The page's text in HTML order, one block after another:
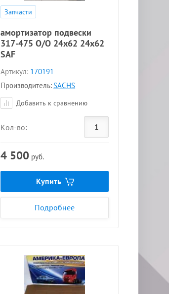
Запчасти
амортизатор подвески
317-475 O/O 24x62 24x62
SAF
Артикул: 170191
Производитель:SACHS
Добавить к сравнению
Кол-во:
4 500 руб.
Купить
Подробнее